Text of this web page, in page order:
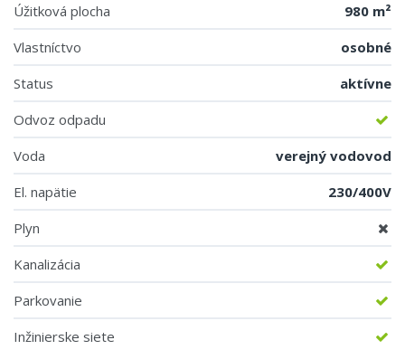
Úžitková plocha
980 m²
Vlastníctvo
osobné
Status
aktívne
Odvoz odpadu
Voda
verejný vodovod
El. napätie
230/400V
Plyn
Kanalizácia
Parkovanie
Inžinierske siete